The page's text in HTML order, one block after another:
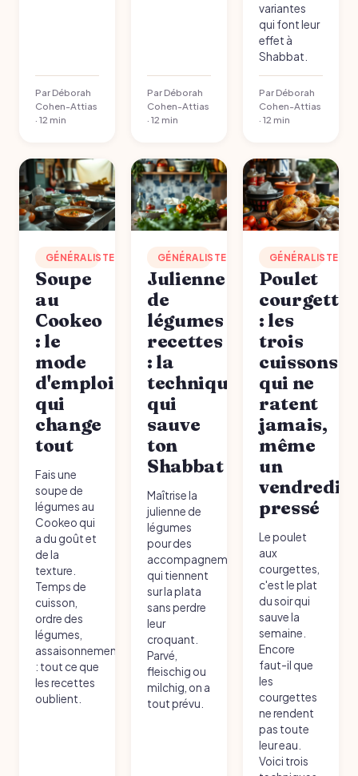
Par Déborah
Cohen-Attias
· 12 min
Par Déborah
Cohen-Attias
· 12 min
variantes
qui font leur
effet à
Shabbat.
Par Déborah
Cohen-Attias
· 12 min
GÉNÉRALISTE
Soupe
au
Cookeo
: le
mode
d'emploi
qui
change
tout
Fais une
soupe de
légumes au
Cookeo qui
a du goût et
de la
texture.
Temps de
cuisson,
ordre des
légumes,
assaisonnement
: tout ce que
les recettes
oublient.
GÉNÉRALISTE
Julienne
de
légumes
recettes
: la
technique
qui
sauve
ton
Shabbat
Maîtrise la
julienne de
légumes
pour des
accompagnements
qui tiennent
sur la plata
sans perdre
leur
croquant.
Parvé,
fleischig ou
milchig, on a
tout prévu.
GÉNÉRALISTE
Poulet
courgettes
: les
trois
cuissons
qui ne
ratent
jamais,
même
un
vendredi
pressé
Le poulet
aux
courgettes,
c'est le plat
du soir qui
sauve la
semaine.
Encore
faut-il que
les
courgettes
ne rendent
pas toute
leur eau.
Voici trois